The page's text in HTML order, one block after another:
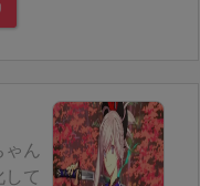
ゃん
て